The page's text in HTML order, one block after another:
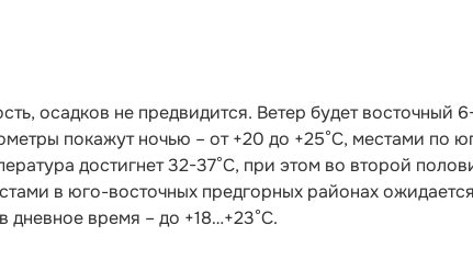
осадков не предвидится. Ветер будет восточный 6-
покажут ночью – от +20 до +25°С, местами по
достигнет 32-37°С, при этом во второй
в юго-восточных предгорных районах
дневное время – до +18…+23°С.